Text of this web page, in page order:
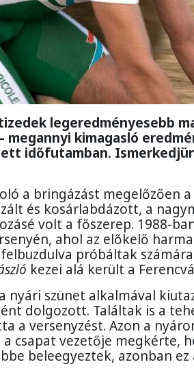
legeredményesebb
kimagasló
időfutamban.
a bringázást megelőzően
és kosárlabdázott, a
volt a főszerep. 1988-
ahol az előkelő
próbáltak
kezei alá került a
nyári szünet alkalmával
dolgozott. Találtak is a
a versenyzést. Azon a
csapat vezetője megkérte,
beleegyeztek, azonban